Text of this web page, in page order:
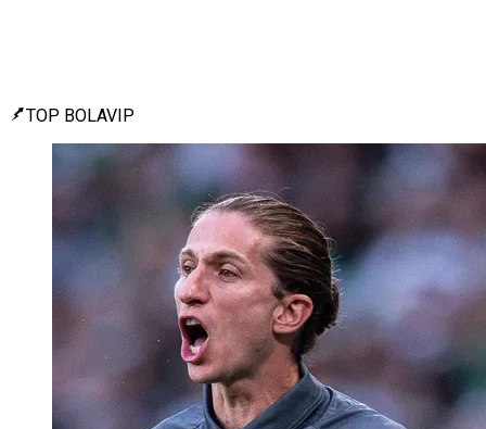
TOP BOLAVIP